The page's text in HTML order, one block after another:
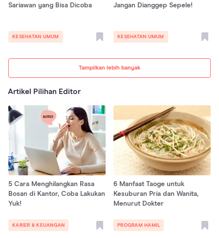
Tampilkan lebih banyak
Sariawan yang Bisa Dicoba
KESEHATAN UMUM
Jangan Dianggep Sepele!
KESEHATAN UMUM
Artikel Pilihan Editor
5 Cara Menghilangkan Rasa
Bosan di Kantor, Coba Lakukan
Yuk!
KARIER & KEUANGAN
6 Manfaat Taoge untuk
Kesuburan Pria dan Wanita,
Menurut Dokter
PROGRAM HAMIL